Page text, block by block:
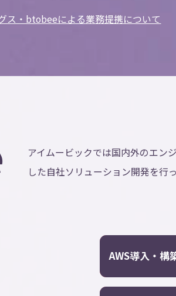
ス・btobeeによる業務提携について
アイムービックでは国内外のエン
した自社ソリューション開発を行っ
AWS導入・構